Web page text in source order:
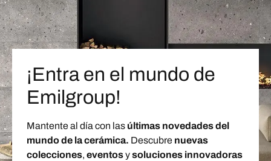
¡Entra en el mundo de
Emilgroup!
Mantente al día con las últimas novedades del
mundo de la cerámica. Descubre nuevas
colecciones, eventosysoluciones innovadoras